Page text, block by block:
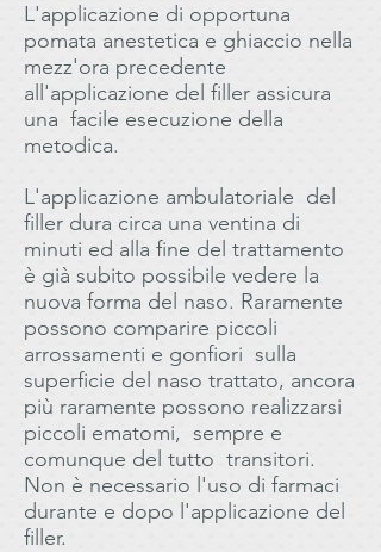
L'applicazione di opportuna
pomata anestetica e ghiaccio nella
mezz'ora precedente
all'applicazione del filler assicura
una facile esecuzione della
metodica.
L'applicazione ambulatoriale del
filler dura circa una ventina di
minuti ed alla fine del trattamento
è già subito possibile vedere la
nuova forma del naso. Raramente
possono comparire piccoli
arrossamenti e gonfiori sulla
superficie del naso trattato, ancora
più raramente possono realizzarsi
piccoli ematomi, sempre e
comunque del tutto transitori.
Non è necessario l'uso di farmaci
durante e dopo l'applicazione del
filler.